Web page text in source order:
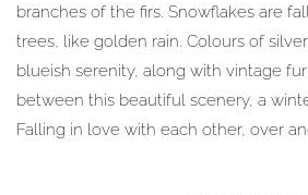
branches of the firs. Snowflakes are
trees, like golden rain. Colours of
blueish serenity, along with vintage
between this beautiful scenery, a
Falling in love with each other, over